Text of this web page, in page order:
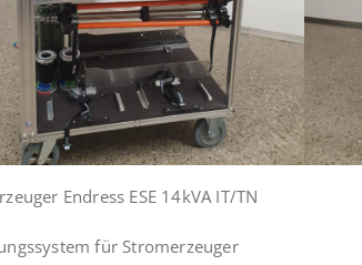
Endress ESE 14kVA IT/TN
für Stromerzeuger